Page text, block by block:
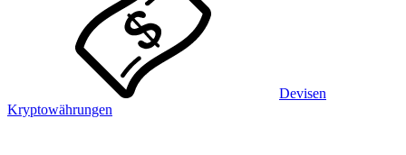
Devisen
Kryptowährungen